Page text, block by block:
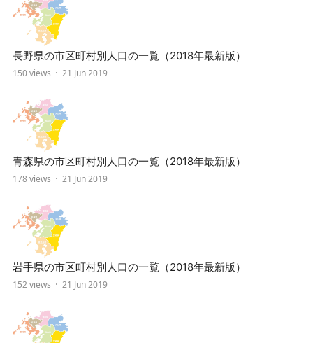
長野県の市区町村別人口の一覧（2018年最新版）
150 views 21 Jun 2019
青森県の市区町村別人口の一覧（2018年最新版）
178 views 21 Jun 2019
岩手県の市区町村別人口の一覧（2018年最新版）
152 views 21 Jun 2019